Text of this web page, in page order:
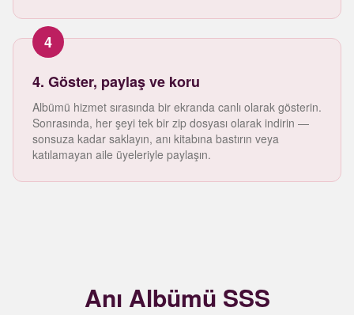
4
4. Göster, paylaş ve koru
Albümü hizmet sırasında bir ekranda canlı olarak gösterin.
Sonrasında, her şeyi tek bir zip dosyası olarak indirin —
sonsuza kadar saklayın, anı kitabına bastırın veya
katılamayan aile üyeleriyle paylaşın.
Anı Albümü SSS